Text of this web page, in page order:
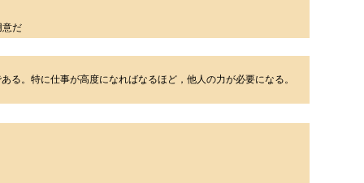
意だ
。特に仕事が高度になればなるほど，他人の力が必要になる。